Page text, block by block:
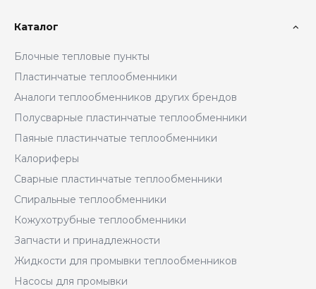
Каталог
Блочные тепловые пункты
Пластинчатые теплообменники
Аналоги теплообменников других брендов
Полусварные пластинчатые теплообменники
Паяные пластинчатые теплообменники
Калориферы
Сварные пластинчатые теплообменники
Спиральные теплообменники
Кожухотрубные теплообменники
Запчасти и принадлежности
Жидкости для промывки теплообменников
Насосы для промывки